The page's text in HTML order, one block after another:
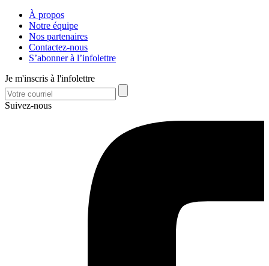
À propos
Notre équipe
Nos partenaires
Contactez-nous
S’abonner à l’infolettre
Je m'inscris à l'infolettre
Suivez-nous